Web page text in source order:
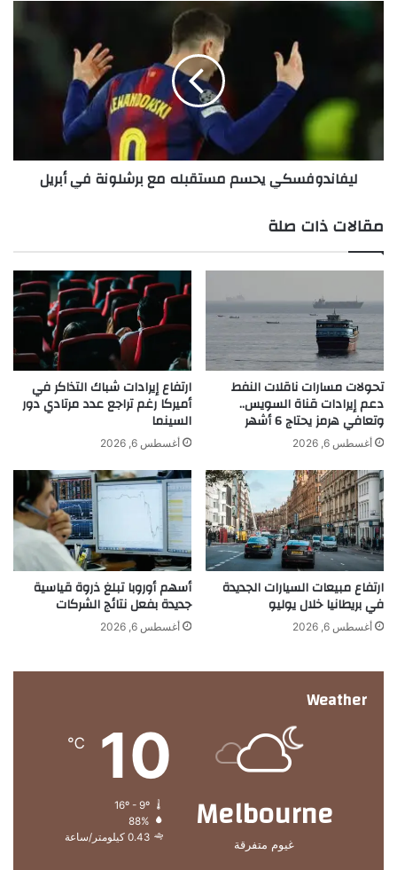
أموال الاصطناعي الذكاء سباق
يشتعل
أ
ر
ي
ع
ر
أ
ل
آ
ي
ف
و
ن
ي
ا
ل
غ
ا
ل
ب
و
س
ح
س
م
ب
ل
ه
م
ع
ر
ش
ل
و
ن
ة
ف
ي
أ
ليفاندوفسكي يحسم مستقبله مع برشلونة في أبريل
مقالات ذات صلة
تحولات مسارات ناقلات النفط
دعم إيرادات قناة السويس..
وتعافي هرمز يحتاج 6 أشهر
أغسطس 6, 2026
ارتفاع إيرادات شباك التذاكر في
أميركا رغم تراجع عدد مرتادي دور
السينما
أغسطس 6, 2026
ارتفاع مبيعات السيارات الجديدة
في بريطانيا خلال يوليو
أغسطس 6, 2026
أسهم أوروبا تبلغ ذروة قياسية
جديدة بفعل نتائج الشركات
أغسطس 6, 2026
Weather
Melbourne
غيوم متفرقة
10
℃
16º - 9º
88%
0.43 كيلومتر/ساعة